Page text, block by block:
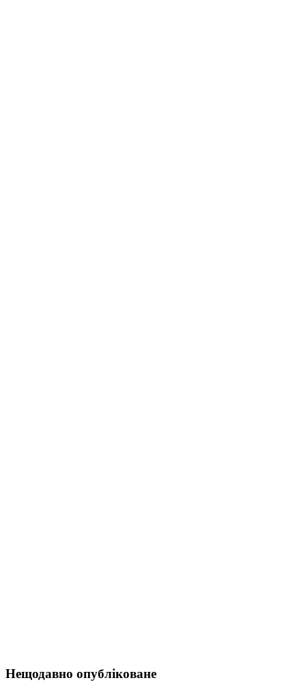
Нещодавно опубліковане